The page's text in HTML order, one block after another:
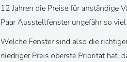
12 Jahren die Preise für anständige
Paar Ausstellfenster ungefähr so
Welche Fenster sind also die
niedriger Preis oberste Priorität hat,